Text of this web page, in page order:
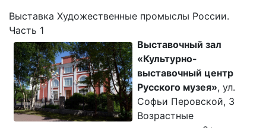
Выставка Художественные промыслы России.
Часть 1
Выставочный зал
«Культурно-
выставочный центр
Русского музея», ул.
Софьи Перовской, 3
Возрастные